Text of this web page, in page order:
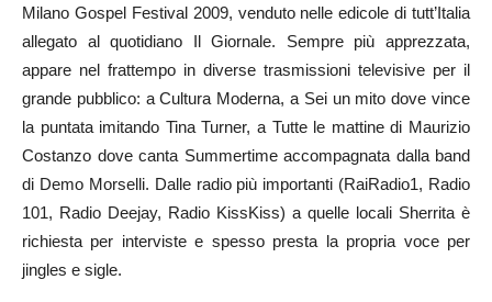
Milano Gospel Festival 2009, venduto nelle edicole di tutt’Italia
allegato al quotidiano Il Giornale. Sempre più apprezzata,
appare nel frattempo in diverse trasmissioni televisive per il
grande pubblico: a Cultura Moderna, a Sei un mito dove vince
la puntata imitando Tina Turner, a Tutte le mattine di Maurizio
Costanzo dove canta Summertime accompagnata dalla band
di Demo Morselli. Dalle radio più importanti (RaiRadio1, Radio
101, Radio Deejay, Radio KissKiss) a quelle locali Sherrita è
richiesta per interviste e spesso presta la propria voce per
jingles e sigle.